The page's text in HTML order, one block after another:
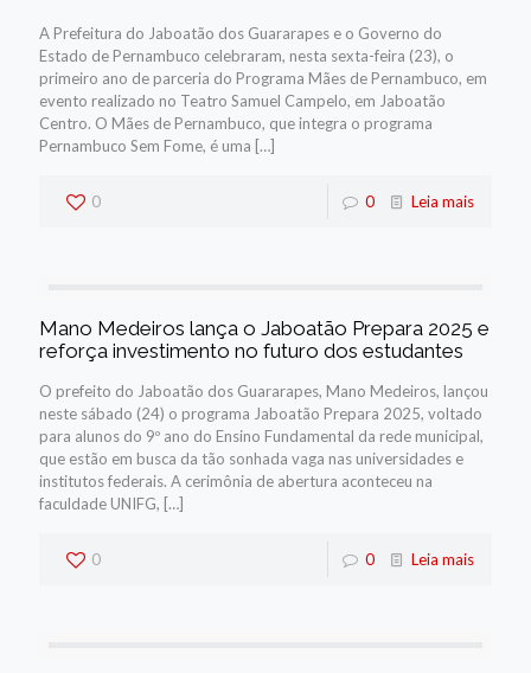
A Prefeitura do Jaboatão dos Guararapes e o Governo do
Estado de Pernambuco celebraram, nesta sexta-feira (23), o
primeiro ano de parceria do Programa Mães de Pernambuco, em
evento realizado no Teatro Samuel Campelo, em Jaboatão
Centro. O Mães de Pernambuco, que integra o programa
Pernambuco Sem Fome, é uma […]
0 0 Leia mais
Mano Medeiros lança o Jaboatão Prepara 2025 e
reforça investimento no futuro dos estudantes
O prefeito do Jaboatão dos Guararapes, Mano Medeiros, lançou
neste sábado (24) o programa Jaboatão Prepara 2025, voltado
para alunos do 9º ano do Ensino Fundamental da rede municipal,
que estão em busca da tão sonhada vaga nas universidades e
institutos federais. A cerimônia de abertura aconteceu na
faculdade UNIFG, […]
0 0 Leia mais